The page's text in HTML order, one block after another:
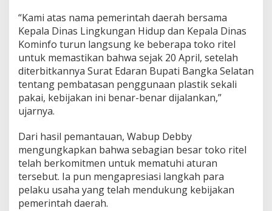
“Kami atas nama pemerintah daerah bersama
Kepala Dinas Lingkungan Hidup dan Kepala Dinas
Kominfo turun langsung ke beberapa toko ritel
untuk memastikan bahwa sejak 20 April, setelah
diterbitkannya Surat Edaran Bupati Bangka Selatan
tentang pembatasan penggunaan plastik sekali
pakai, kebijakan ini benar-benar dijalankan,”
ujarnya.
Dari hasil pemantauan, Wabup Debby
mengungkapkan bahwa sebagian besar toko ritel
telah berkomitmen untuk mematuhi aturan
tersebut. Ia pun mengapresiasi langkah para
pelaku usaha yang telah mendukung kebijakan
pemerintah daerah.